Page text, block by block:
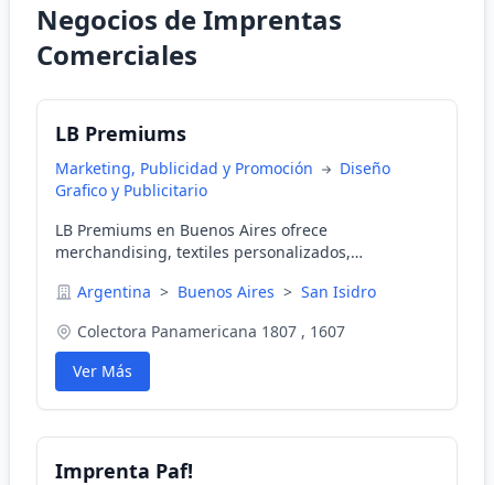
Negocios de Imprentas
Comerciales
LB Premiums
Marketing, Publicidad y Promoción
Diseño
Grafico y Publicitario
LB Premiums en Buenos Aires ofrece
merchandising, textiles personalizados,
certificados por Disney.
Argentina > Buenos Aires > San Isidro
Colectora Panamericana 1807 , 1607
Ver Más
Imprenta Paf!